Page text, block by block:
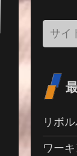
リボ
ワー